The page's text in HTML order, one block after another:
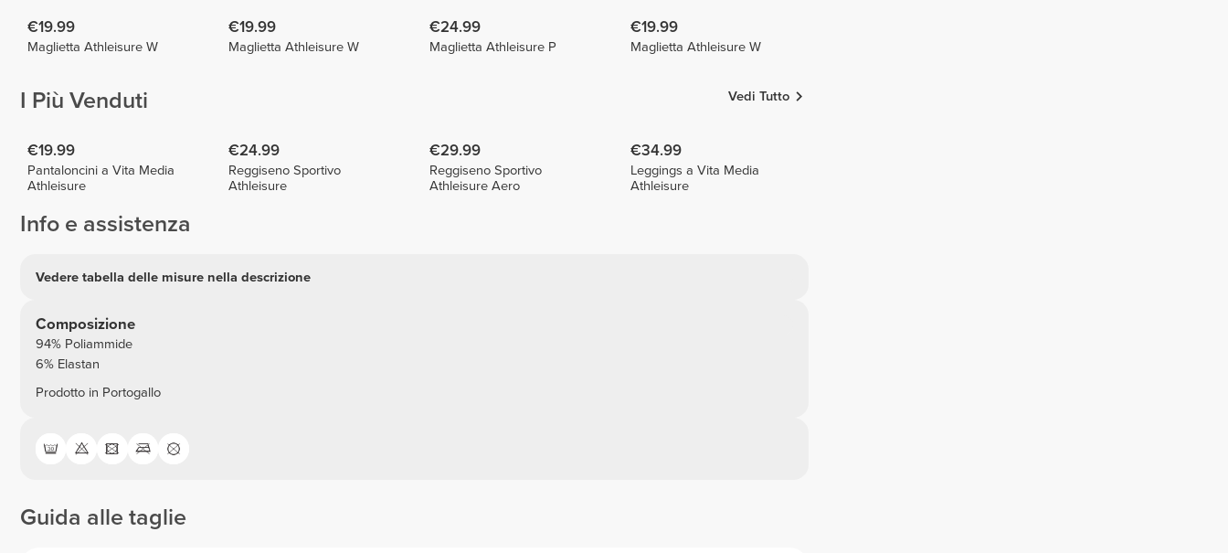
€19.99
Maglietta Athleisure W
€19.99
Maglietta Athleisure W
€24.99
Maglietta Athleisure P
€19.99
Maglietta Athleisure W
I Più Venduti Vedi Tutto
€19.99
Pantaloncini a Vita Media
Athleisure
€24.99
Reggiseno Sportivo
Athleisure
€29.99
Reggiseno Sportivo
Athleisure Aero
€34.99
Leggings a Vita Media
Athleisure
Info e assistenza
Vedere tabella delle misure nella descrizione
Composizione
94% Poliammide
6% Elastan
Prodotto in Portogallo
Guida alle taglie